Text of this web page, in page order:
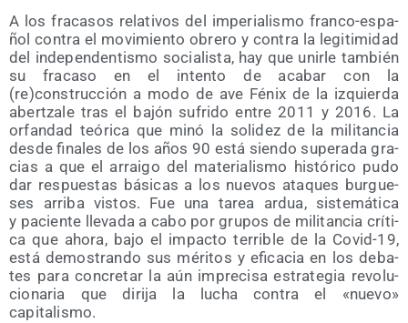
A los fra­ca­sos rela­ti­vos del impe­ria­lis­mo fran­co-espa­
ñol con­tra el movi­mien­to obre­ro y con­tra la legi­ti­mi­dad
del inde­pen­den­tis­mo socia­lis­ta, hay que unir­le tam­bién
su fra­ca­so en el inten­to de aca­bar con la
(re)construcción a modo de ave Fénix de la izquier­da
aber­tza­le tras el bajón sufri­do entre 2011 y 2016. La
orfan­dad teó­ri­ca que minó la soli­dez de la mili­tan­cia
des­de fina­les de los años 90 está sien­do supe­ra­da gra­
cias a que el arrai­go del mate­ria­lis­mo his­tó­ri­co pudo
dar res­pues­tas bási­cas a los nue­vos ata­ques bur­gue­
ses arri­ba vis­tos. Fue una tarea ardua, sis­te­má­ti­ca
y pacien­te lle­va­da a cabo por gru­pos de mili­tan­cia crí­ti­
ca que aho­ra, bajo el impac­to terri­ble de la Covid-19,
está demos­tran­do sus méri­tos y efi­ca­cia en los deba­
tes para con­cre­tar la aún impre­ci­sa estra­te­gia revo­lu­
cio­na­ria que diri­ja la lucha con­tra el «nue­vo»
capitalismo.